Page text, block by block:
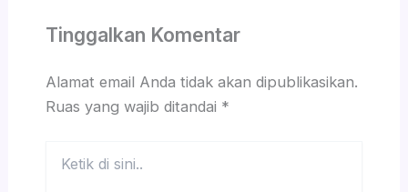
Tinggalkan Komentar
Alamat email Anda tidak akan dipublikasikan.
Ruas yang wajib ditandai *